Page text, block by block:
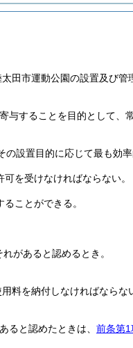
田市運動公園の設置及び
することを目的として、
設置目的に応じて最も効
を受けなければならない。
ことができる。
があると認めるとき。
料を納付しなければならな
ると認めたときは、 前条第1